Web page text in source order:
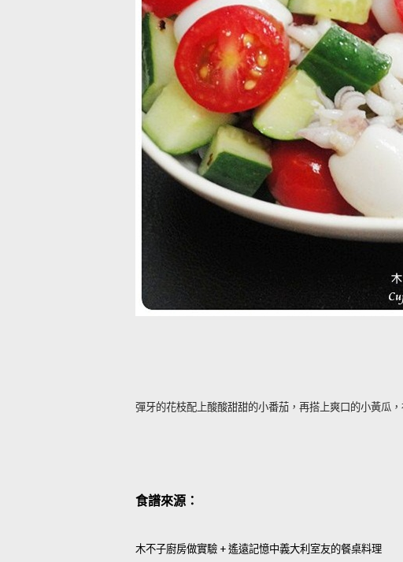
彈牙的花枝配上酸酸甜甜的小番茄，再搭上爽口的小黃瓜
食譜來源：
木不子廚房做實驗 +遙遠記憶中義大利室友的餐桌料理